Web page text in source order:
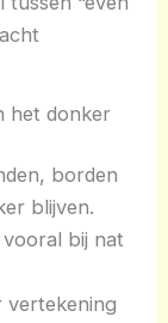
het donker
borden
blijven.
bij nat